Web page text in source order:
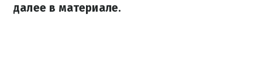
далее в материале.